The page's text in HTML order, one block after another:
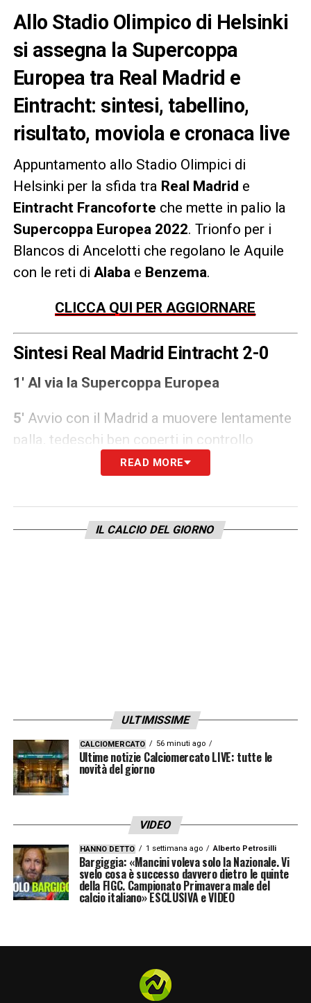
Allo Stadio Olimpico di Helsinki
si assegna la Supercoppa
Europea tra Real Madrid e
Eintracht: sintesi, tabellino,
risultato, moviola e cronaca live
Appuntamento allo Stadio Olimpici di
Helsinki per la sfida tra Real Madrid e
Eintracht Francoforte che mette in palio la
Supercoppa Europea 2022. Trionfo per i
Blancos di Ancelotti che regolano le Aquile
con le reti di Alaba e Benzema.
CLICCA QUI PER AGGIORNARE
Sintesi Real Madrid Eintracht 2-0
1′ Al via la Supercoppa Europea
5′ Avvio con il Madrid a muovere lentamente
palla, tedeschi ben coperti in controllo
14′ OCCASIONE EINTRACHT– Ripartenza
per tu con Courtois ma trova la respinta
fenomenale del belga
come sempre Courtois
30′Superata la mezzora, il Real non riesce a
dare continuità ai propri attacchi
con Benzema e rientra calciando forte a giro
ma Trapp è splendido
38′ GOL REAL MADRID – Dal calcio
41′ OCCASIONE REAL– Kroos pesca
READ MORE
IL CALCIO DEL GIORNO
ULTIMISSIME
CALCIOMERCATO 56 minuti ago
Ultime notizie Calciomercato LIVE: tutte le
novità del giorno
VIDEO
HANNO DETTO 1 settimana ago Alberto Petrosilli
Bargiggia: «Mancini voleva solo la Nazionale. Vi
svelo cosa è successo davvero dietro le quinte
della FIGC. Campionato Primavera male del
calcio italiano» ESCLUSIVA e VIDEO